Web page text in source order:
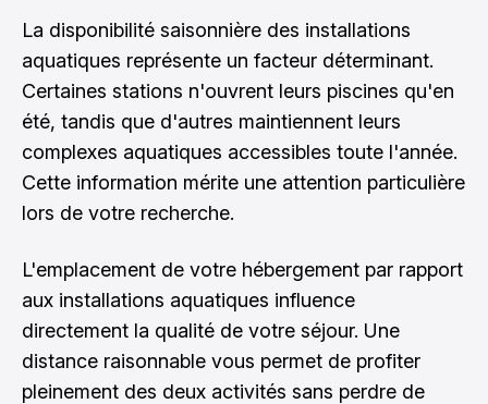
La disponibilité saisonnière des installations
aquatiques représente un facteur déterminant.
Certaines stations n'ouvrent leurs piscines qu'en
été, tandis que d'autres maintiennent leurs
complexes aquatiques accessibles toute l'année.
Cette information mérite une attention particulière
lors de votre recherche.
L'emplacement de votre hébergement par rapport
aux installations aquatiques influence
directement la qualité de votre séjour. Une
distance raisonnable vous permet de profiter
pleinement des deux activités sans perdre de